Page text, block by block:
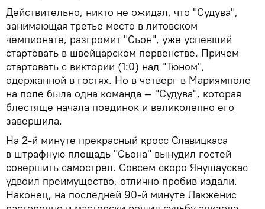
Действительно, никто не ожидал, что "Судува",
занимающая третье место в литовском
чемпионате, разгромит "Сьон", уже успевший
стартовать в швейцарском первенстве. Причем
стартовать с виктории (1:0) над "Тюном",
одержанной в гостях. Но в четверг в Мариямполе
на поле была одна команда — "Судува", которая
блестяще начала поединок и великолепно его
завершила.
На 2-й минуте прекрасный кросс Славицкаса
в штрафную площадь "Сьона" вынудил гостей
совершить самострел. Совсем скоро Янушаускас
удвоил преимущество, отлично пробив издали.
Наконец, на последней 90-й минуте Лакженис